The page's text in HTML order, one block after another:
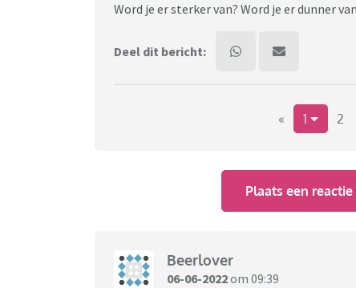
Word je er sterker van? Word je er dunner
Deel dit bericht:
« 1 2
Plaats een reactie
Beerlover
06-06-2022om 09:39